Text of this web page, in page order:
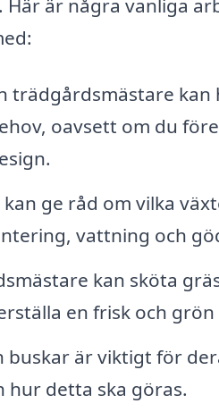
trädgårdsmästare
oavsett om du
kan ge råd om vilka
vattning och
kan sköta
en frisk och
buskar är viktigt för
detta ska göras.